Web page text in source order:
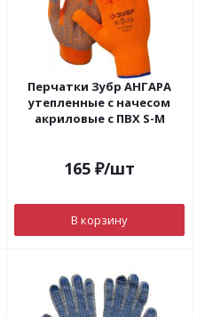
Перчатки Зубр АНГАРА
утепленные с начесом
акриловые с ПВХ S-M
165 ₽/шт
В корзину